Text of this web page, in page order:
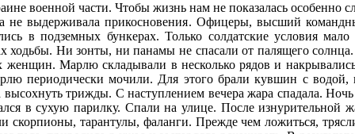
военной части. Чтобы жизнь нам не показалась особенно
не выдерживала прикосновения. Офицеры, высший
в подземных бункерах. Только солдатские условия
ходьбы. Ни зонты, ни панамы не спасали от палящего
Марлю складывали в несколько рядов и
периодически мочили. Для этого брали кувшин с водой,
трижды. С наступлением вечера жара спадала.
в сухую парилку. Спали на улице. После изнурительной
скорпионы, тарантулы, фаланги. Прежде чем ложиться,